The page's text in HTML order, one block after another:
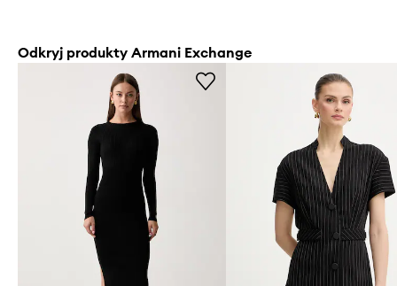
Odkryj produkty Armani Exchange